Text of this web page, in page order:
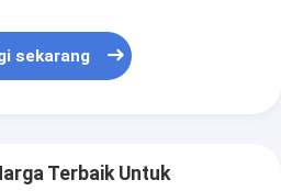
sekarang
Terbaik Untuk